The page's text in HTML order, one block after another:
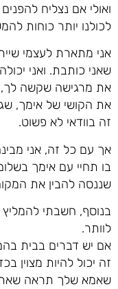
ואולי אם נצליח
לכולנו יותר כוחות
אני מתארת לעצמי
שאני כותבת. ואני
את מרגישה שקשה לך,
את הקושי של אימך,
זה בוודאי לא פשוט.
אך עם כל זה, אני
בו תחיי עם אימך
שננסה להבין את
בנוסף, חשבתי
לוותר.
אם יש דברים בבית
זה יכול להיות מצוין
שאמא שלך תראה